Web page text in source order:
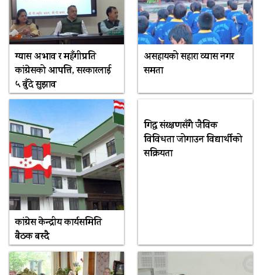
ग्यास अभाव र महँगीप्रति
कांग्रेसको आपत्ति, सरकारलाई
५ बुँदे सुझाव
असहायको सहारा व्यास नगर
समता
कांग्रेस केन्द्रीय कार्यसमिति
बैठक बस्दै
गिद्ध संरक्षणसँगै जैविक
विविधता जोगाउन विद्यार्थीको
सक्रियता